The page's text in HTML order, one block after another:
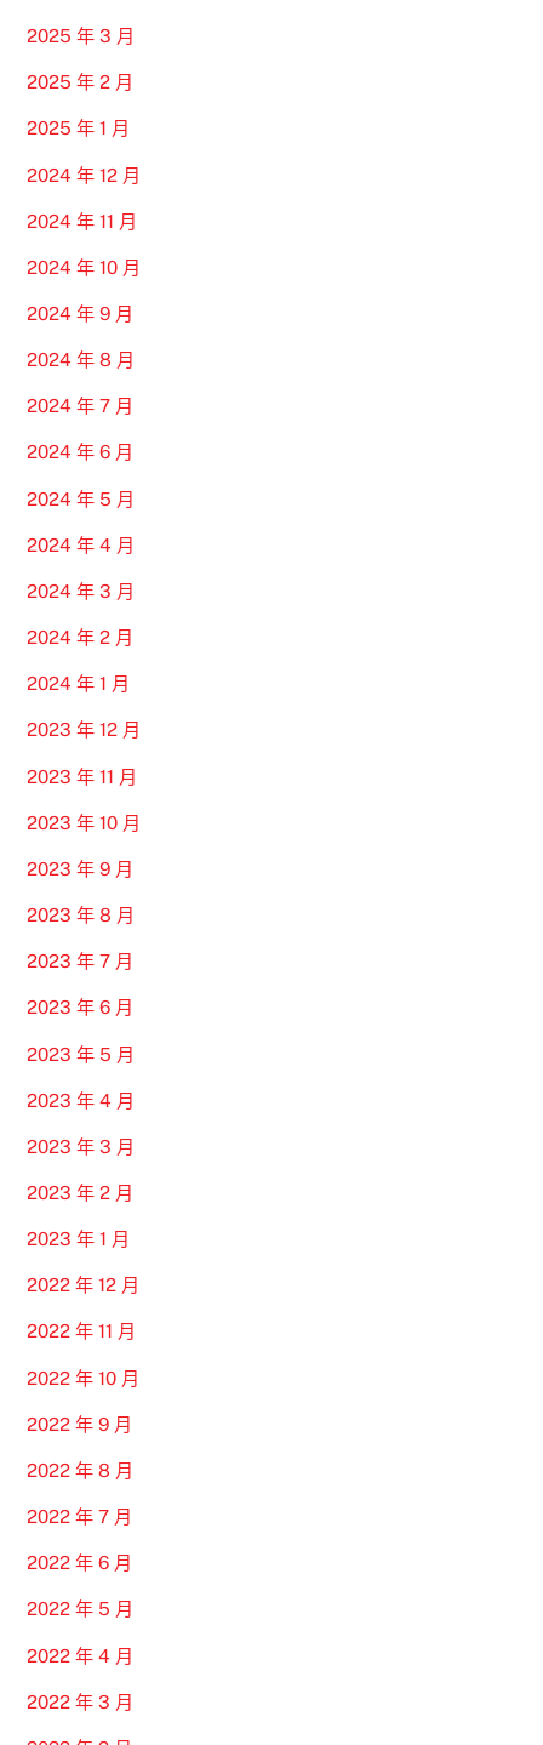
2025 年 3 月
2025 年 2 月
2025 年 1 月
2024 年 12 月
2024 年 11 月
2024 年 10 月
2024 年 9 月
2024 年 8 月
2024 年 7 月
2024 年 6 月
2024 年 5 月
2024 年 4 月
2024 年 3 月
2024 年 2 月
2024 年 1 月
2023 年 12 月
2023 年 11 月
2023 年 10 月
2023 年 9 月
2023 年 8 月
2023 年 7 月
2023 年 6 月
2023 年 5 月
2023 年 4 月
2023 年 3 月
2023 年 2 月
2023 年 1 月
2022 年 12 月
2022 年 11 月
2022 年 10 月
2022 年 9 月
2022 年 8 月
2022 年 7 月
2022 年 6 月
2022 年 5 月
2022 年 4 月
2022 年 3 月